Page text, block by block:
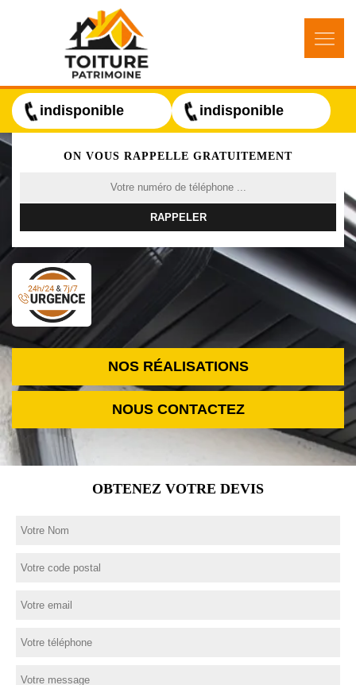
indisponible indisponible
ON VOUS RAPPELLE GRATUITEMENT
NOS RÉALISATIONS
NOUS CONTACTEZ
OBTENEZ VOTRE DEVIS